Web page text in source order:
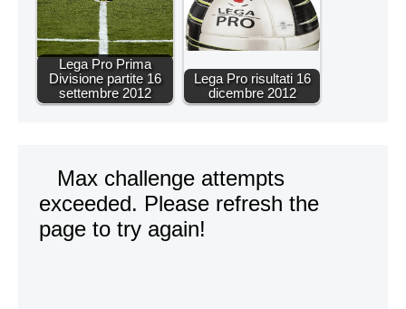
Lega Pro Prima
Divisione partite 16
settembre 2012
Lega Pro risultati 16
dicembre 2012